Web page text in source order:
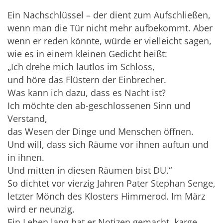
Ein Nachschlüssel – der dient zum Aufschließen,
wenn man die Tür nicht mehr aufbekommt. Aber
wenn er reden könnte, würde er vielleicht sagen,
wie es in einem kleinen Gedicht heißt:
„Ich drehe mich lautlos im Schloss,
und höre das Flüstern der Einbrecher.
Was kann ich dazu, dass es Nacht ist?
Ich möchte den ab-geschlossenen Sinn und
Verstand,
das Wesen der Dinge und Menschen öffnen.
Und will, dass sich Räume vor ihnen auftun und
in ihnen.
Und mitten in diesen Räumen bist DU.“
So dichtet vor vierzig Jahren Pater Stephan Senge,
letzter Mönch des Klosters Himmerod. Im März
wird er neunzig.